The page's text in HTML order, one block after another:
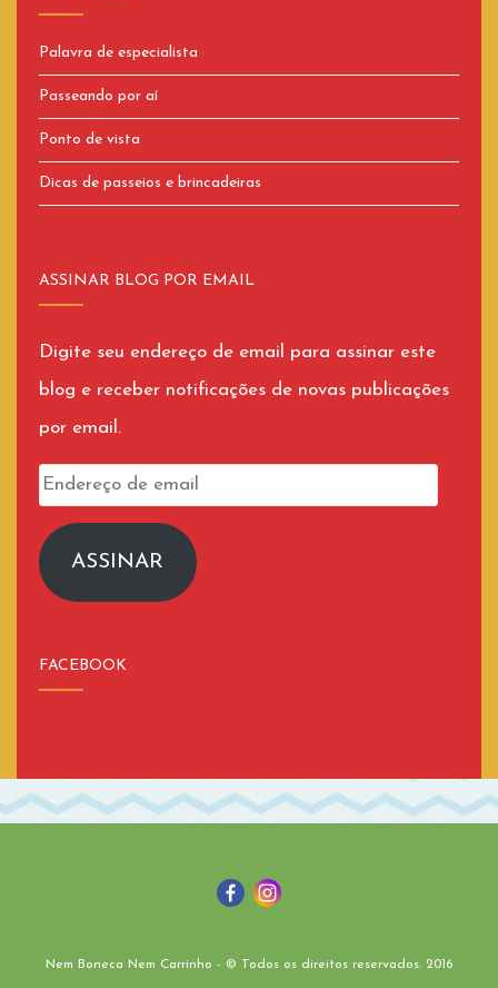
Palavra de especialista
Passeando por aí
Ponto de vista
Dicas de passeios e brincadeiras
ASSINAR BLOG POR EMAIL
Digite seu endereço de email para assinar este
blog e receber notificações de novas publicações
por email.
Endereço
emailASSINAR
FACEBOOK
Nem Boneca Nem Carrinho - © Todos os direitos reservados. 2016